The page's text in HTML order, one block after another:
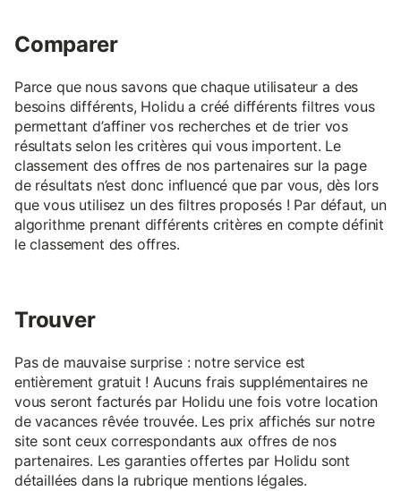
Comparer
Parce que nous savons que chaque utilisateur a des
besoins différents, Holidu a créé différents filtres vous
permettant d’affiner vos recherches et de trier vos
résultats selon les critères qui vous importent. Le
classement des offres de nos partenaires sur la page
de résultats n’est donc influencé que par vous, dès lors
que vous utilisez un des filtres proposés ! Par défaut, un
algorithme prenant différents critères en compte définit
le classement des offres.
Trouver
Pas de mauvaise surprise : notre service est
entièrement gratuit ! Aucuns frais supplémentaires ne
vous seront facturés par Holidu une fois votre location
de vacances rêvée trouvée. Les prix affichés sur notre
site sont ceux correspondants aux offres de nos
partenaires. Les garanties offertes par Holidu sont
détaillées dans la rubrique mentions légales.